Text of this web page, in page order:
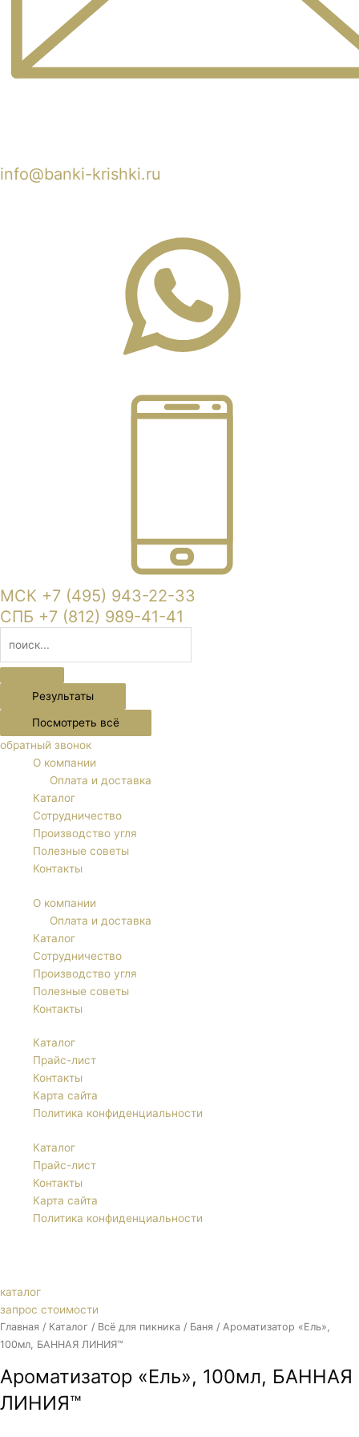
info@banki-krishki.ru
МСК +7 (495) 943-22-33
СПБ +7 (812) 989-41-41
Результаты
Посмотреть всё
обратный звонок
О компании
Оплата и доставка
Каталог
Сотрудничество
Производство угля
Полезные советы
Контакты
О компании
Оплата и доставка
Каталог
Сотрудничество
Производство угля
Полезные советы
Контакты
Каталог
Прайс-лист
Контакты
Карта сайта
Политика конфиденциальности
Каталог
Прайс-лист
Контакты
Карта сайта
Политика конфиденциальности
каталог
запрос стоимости
Главная / Каталог / Всё для пикника / Баня / Ароматизатор «Ель»,
100мл, БАННАЯ ЛИНИЯ™
Ароматизатор «Ель», 100мл, БАННАЯ
ЛИНИЯ™